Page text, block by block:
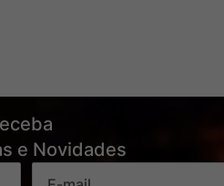
e Novidades